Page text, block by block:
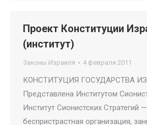
Проект Конституции
(институт)
Законы Израиля 4 февраля 2011
КОНСТИТУЦИЯ ГОСУДАРСТВА
Представлена Институтом
Институт Сионистских Стратегий
беспристрастная организация,